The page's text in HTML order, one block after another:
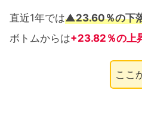
直近1年では▲23.60％の下
ボトムからは+23.82 ％の上
ここ